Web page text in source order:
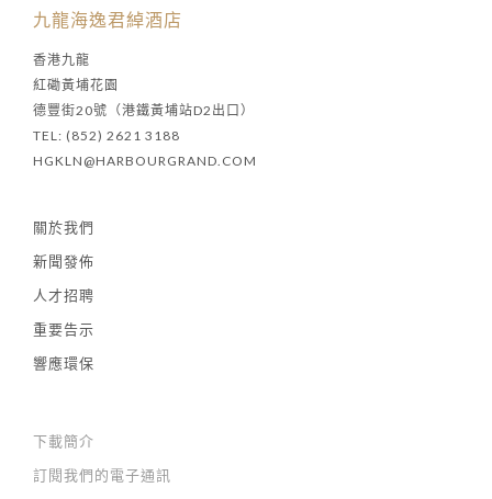
九龍海逸君綽酒店
香港九龍
紅磡黃埔花園
德豐街20號（港鐵黃埔站D2出口）
TEL: (852) 2621 3188
HGKLN@HARBOURGRAND.COM
關於我們
新聞發佈
人才招聘
重要告示
響應環保
下載簡介
訂閱我們的電子通訊